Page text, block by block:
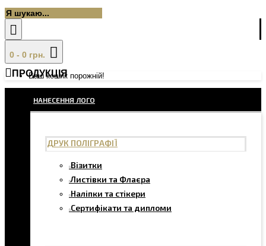
0 - 0 грн.
Ваш кошик порожній!
ПРОДУКЦІЯ
НАНЕСЕННЯ ЛОГО
ДРУК ПОЛІГРАФІЇ
Візитки
Листівки та Флаєра
Наліпки та стікери
Сертифікати та дипломи